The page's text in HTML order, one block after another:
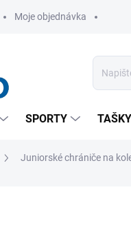
Moje objednávka
SPORTY TAŠKY
Juniorské chrániče na